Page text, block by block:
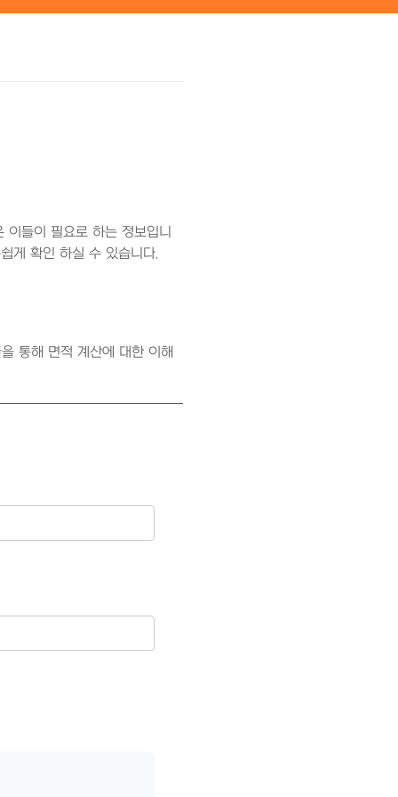
들이 필요로 하는 정보입니
게 확인 하실 수 있습니다.
통해 면적 계산에 대한 이해